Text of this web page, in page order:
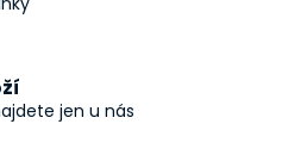
jen u nás